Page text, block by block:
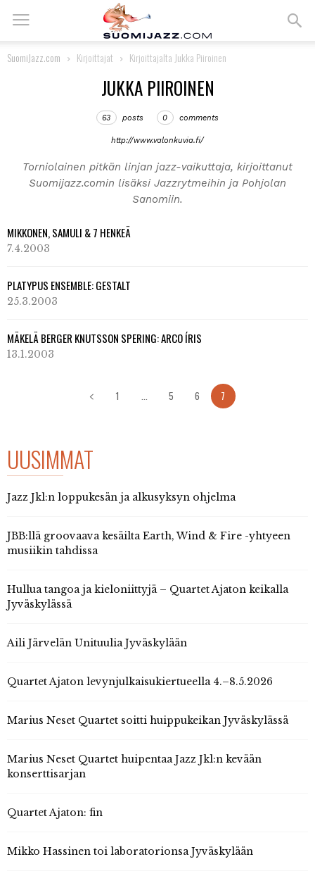
SuomiJazz.com Kirjoittajat Kirjoittajalta Jukka Piiroinen
JUKKA PIIROINEN
63 posts 0 comments
http://www.valonkuvia.fi/
Torniolainen pitkän linjan jazz-vaikuttaja, kirjoittanut
Suomijazz.comin lisäksi Jazzrytmeihin ja Pohjolan
Sanomiin.
MIKKONEN, SAMULI & 7 HENKEÄ
7.4.2003
PLATYPUS ENSEMBLE: GESTALT
25.3.2003
MÄKELÄ BERGER KNUTSSON SPERING: ARCO ÍRIS
13.1.2003
1 ... 5 6 7
UUSIMMAT
Jazz Jkl:n loppukesän ja alkusyksyn ohjelma
JBB:llä groovaava kesäilta Earth, Wind & Fire -yhtyeen
musiikin tahdissa
Hullua tangoa ja kieloniittyjä – Quartet Ajaton keikalla
Jyväskylässä
Aili Järvelän Unituulia Jyväskylään
Quartet Ajaton levynjulkaisukiertueella 4.–8.5.2026
Marius Neset Quartet soitti huippukeikan Jyväskylässä
Marius Neset Quartet huipentaa Jazz Jkl:n kevään
konserttisarjan
Quartet Ajaton: fin
Mikko Hassinen toi laboratorionsa Jyväskylään